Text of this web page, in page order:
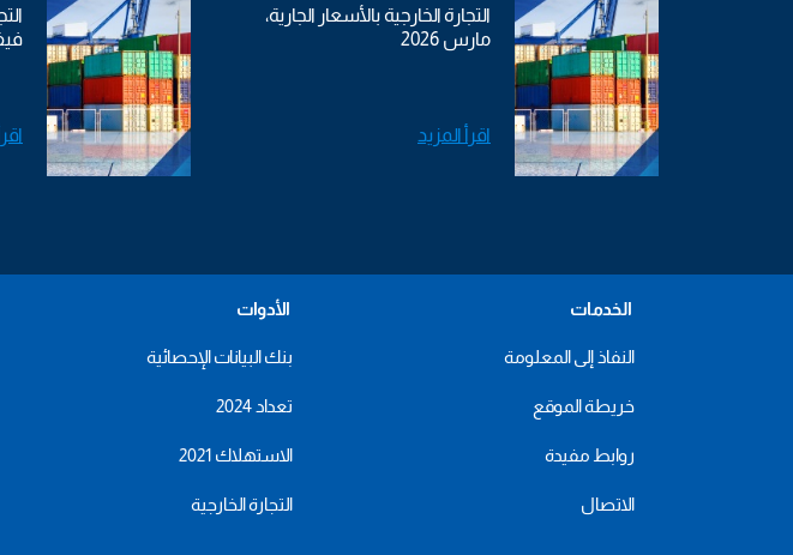
التجارة الخارجية بالأسعار الجارية،
مارس 2026
اقرأ المزيد
الخدمات
النفاذ إلى المعلومة
خريطة الموقع
روابط مفيدة
الاتصال
الأدوات
بنك البيانات الإحصائية
تعداد 2024
الاستهلاك 2021
التجارة الخارجية